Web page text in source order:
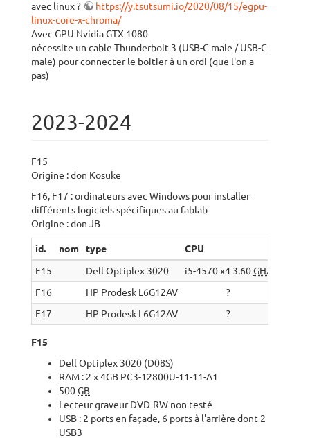
avec linux ?
https://y.tsutsumi.io/2020/08/15/egpu-
linux-core-x-chroma/
Avec GPU Nvidia GTX 1080
nécessite un cable Thunderbolt 3 (USB-C male / USB-C
male) pour connecter le boitier à un ordi (que l'on a
pas)
2023-2024
F15
Origine : don Kosuke
F16, F17 : ordinateurs avec Windows pour installer
différents logiciels spécifiques au fablab
Origine : don JB
id. nom type CPU
F15
Dell Optiplex 3020 i5-4570 x4 3.60GHz
F16
HP Prodesk L6G12AV ?
F17
HP Prodesk L6G12AV ?
F15
Dell Optiplex 3020 (D08S)
RAM : 2 x 4GB PC3-12800U-11-11-A1
500GB
Lecteur graveur DVD-RW non testé
USB : 2 ports en façade, 6 ports à l'arrière dont 2
USB3